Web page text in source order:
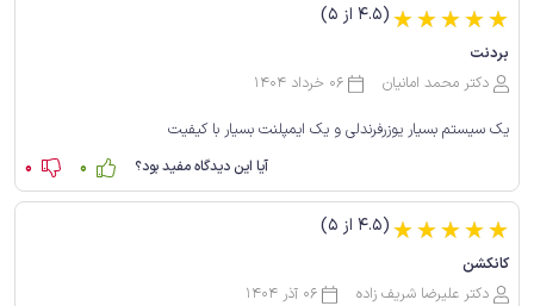
(4.5 از 5)☆☆☆☆☆
بردنت
دکتر محمد امانیان
06 خرداد 1404
یک سیستم بسیار یوزرفرندلی و یک ایمپلنت بسیار با کیفیت
آیا این دیدگاه مفید بود؟ 0
0
(4.5 از 5)☆☆☆☆☆
کانکشن
دکتر علیرضا شریف زاده
06 آذر 1404